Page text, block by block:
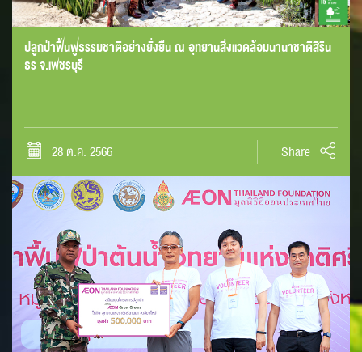
ปลูกป่าฟื้นฟูธรรมชาติอย่างยั่งยืน ณ อุทยานสิ่งแวดล้อมนานาชาติสิริน
ธร จ.เพชรบุรี
28 ต.ค. 2566 Share